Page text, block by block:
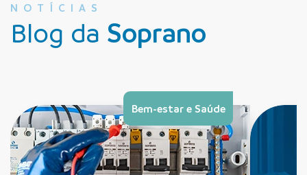
NOTÍCIAS
Blog da Soprano
Bem-estar e Saúde